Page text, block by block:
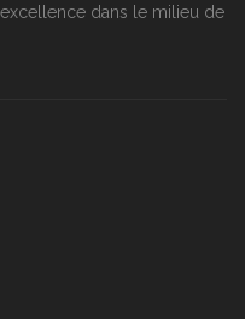
dans le milieu de